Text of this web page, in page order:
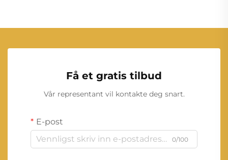
Få et gratis tilbud
Vår representant vil kontakte deg snart.
E-post
0/100